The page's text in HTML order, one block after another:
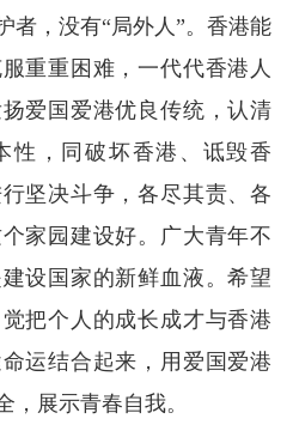
者，没有“局外人”。香港能
重重困难，一代代香港人
爱国爱港优良传统，认清
性，同破坏香港、诋毁香
坚决斗争，各尽其责、各
家园建设好。广大青年不
设国家的新鲜血液。希望
把个人的成长成才与香港
运结合起来，用爱国爱港
，展示青春自我。